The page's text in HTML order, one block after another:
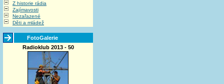
Z historie rádia
Zajímavosti
Nezařazené
Děti a mládež
FotoGalerie
Radioklub 2013 - 50